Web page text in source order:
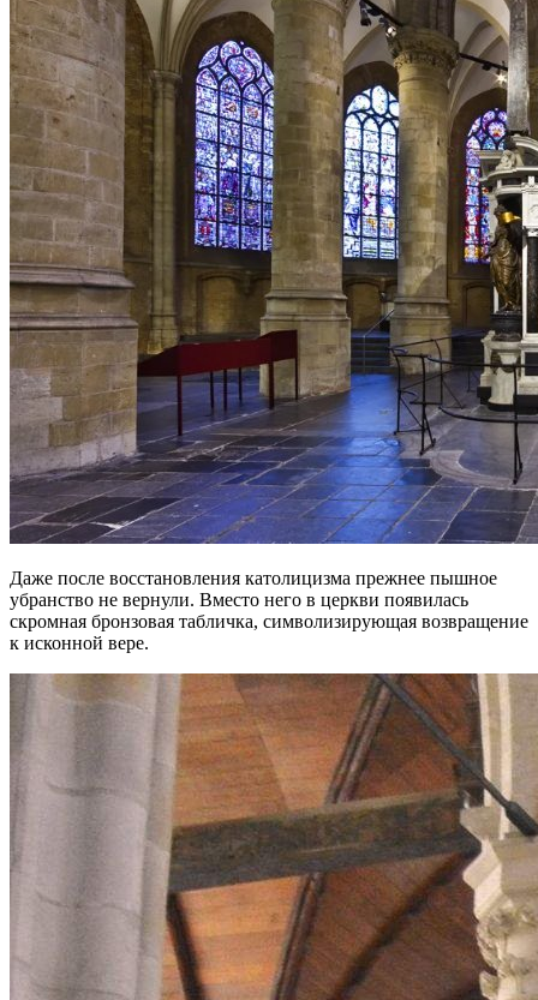
Даже после восстановления католицизма прежнее пышное
убранство не вернули. Вместо него в церкви появилась
скромная бронзовая табличка, символизирующая возвращение
к исконной вере.